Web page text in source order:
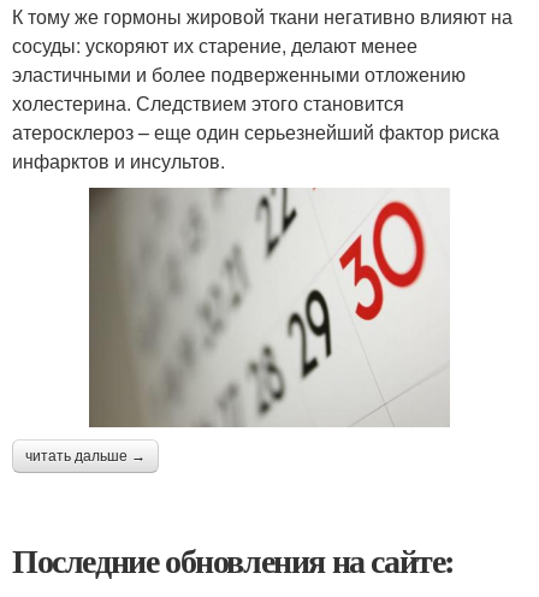
К тому же гормоны жировой ткани негативно влияют на
сосуды: ускоряют их старение, делают менее
эластичными и более подверженными отложению
холестерина. Следствием этого становится
атеросклероз – еще один серьезнейший фактор риска
инфарктов и инсультов.
читать дальше →
Последние обновления на сайте: